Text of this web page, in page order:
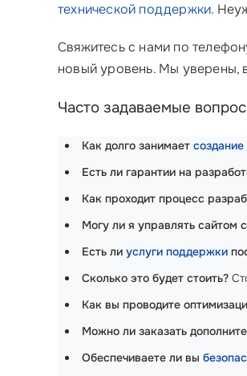
технической поддержки.
Свяжитесь с нами по
новый уровень. Мы уверены,
Часто задаваемые
Как долго занимает создание
Есть ли гарантии на
Как проходит процесс
Могу ли я управлять сайтом
Есть ли услуги поддержки
Сколько это будет стоить?
Как вы проводите
Можно ли заказать
Обеспечиваете ли вы